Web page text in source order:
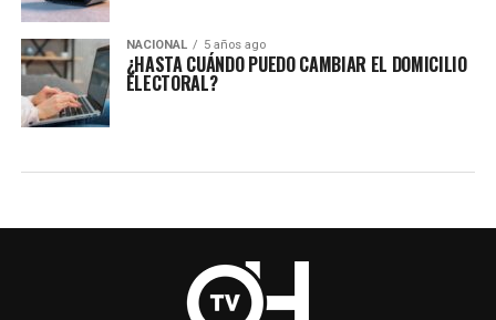
NACIONAL 5 años ago
¿HASTA CUÁNDO PUEDO CAMBIAR EL DOMICILIO
ELECTORAL?